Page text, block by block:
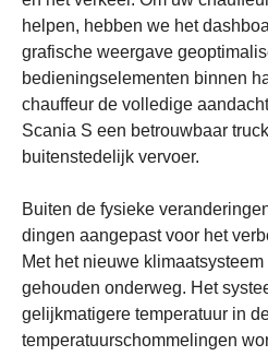
helpen, hebben we het
grafische weergave
bedieningselementen binnen
chauffeur de volledige
Scania S een betrouwbaar
buitenstedelijk vervoer.
Buiten de fysieke
dingen aangepast voor het
Met het nieuwe klimaatsysteem
gehouden onderweg. Het
gelijkmatigere temperatuur in
temperatuurschommelingen